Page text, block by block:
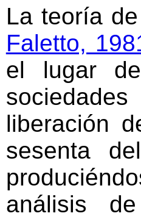
»
USO CON
SOCIAL
»UNA
APROPIACIÓN DE
»
POLÍTICAS
INCLUSIÓN
»LA
La teoría
Faletto,
el lugar
liberación
sesenta
análisis